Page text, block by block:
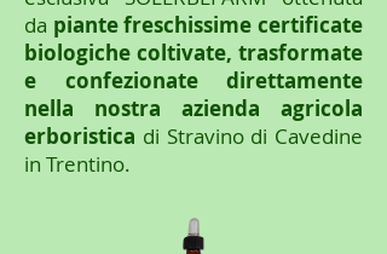
da piante freschissime certificate
biologiche coltivate, trasformate
e confezionate direttamente
nella nostra azienda agricola
erboristica di Stravino di Cavedine
in Trentino.